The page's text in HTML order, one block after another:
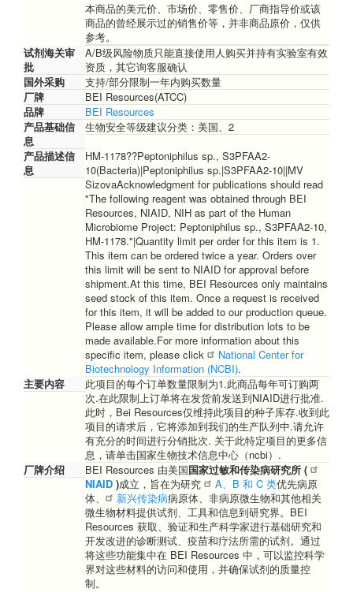
本商品的美元价、市场价、零售价、厂商指导价或该
商品的曾经展示过的销售价等，并非商品原价，仅供
参考。
试剂海关审
批
A/B级风险物质只能直接使用人购买并持有实验室有效
资质，其它询客服确认
国外采购
支持/部分限制一年内购买数量
厂牌
BEI Resources(ATCC)
品牌
BEI Resources
产品基础信
息
生物安全等级建议分类：美国、2
产品描述信
息
HM-1178??Peptoniphilus sp., S3PFAA2-
10(Bacteria)|Peptoniphilus sp.|S3PFAA2-10||MV
SizovaAcknowledgment for publications should read
"The following reagent was obtained through BEI
Resources, NIAID, NIH as part of the Human
Microbiome Project: Peptoniphilus sp., S3PFAA2-10,
HM-1178."|Quantity limit per order for this item is 1.
This item can be ordered twice a year. Orders over
this limit will be sent to NIAID for approval before
shipment.At this time, BEI Resources only maintains
seed stock of this item. Once a request is received
for this item, it will be added to our production queue.
Please allow ample time for distribution lots to be
made available.For more information about this
specific item, please click
National Center for
Biotechnology Information (NCBI).
主要内容
此项目的每个订单数量限制为1.此商品每年可订购两
次.在此限制上订单将在发货前发送到NIAID进行批准.
此时，Bei Resources仅维持此项目的种子库存.收到此
项目的请求后，它将添加到我们的生产队列中.请允许
有充分的时间进行分销批次. 关于此特定项目的更多信
息，请单击国家生物技术信息中心（ncbi）.
厂牌介绍
BEI Resources 由美国国家过敏和传染病研究所 (
NIAID)成立，旨在为研究 A、B 和 C 类优先病原
体、
新兴传染病病原体、非病原微生物和其他相关
微生物材料提供试剂、工具和信息到研究界。BEI
Resources 获取、验证和生产科学家进行基础研究和
开发改进的诊断测试、疫苗和疗法所需的试剂。通过
将这些功能集中在 BEI Resources 中，可以监控科学
界对这些材料的访问和使用，并确保试剂的质量控
制。